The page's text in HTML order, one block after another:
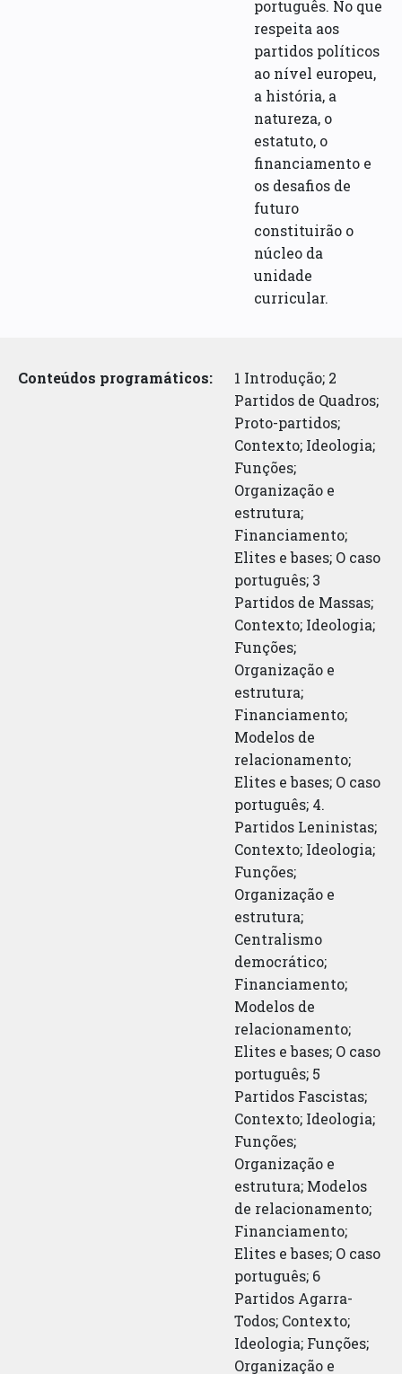
português. No que
respeita aos
partidos políticos
ao nível europeu,
a história, a
natureza, o
estatuto, o
financiamento e
os desafios de
futuro
constituirão o
núcleo da
unidade
curricular.
Conteúdos programáticos:
1 Introdução; 2
Partidos de Quadros;
Proto-partidos;
Contexto; Ideologia;
Funções;
Organização e
estrutura;
Financiamento;
Elites e bases; O caso
português; 3
Partidos de Massas;
Contexto; Ideologia;
Funções;
Organização e
estrutura;
Financiamento;
Modelos de
relacionamento;
Elites e bases; O caso
português; 4.
Partidos Leninistas;
Contexto; Ideologia;
Funções;
Organização e
estrutura;
Centralismo
democrático;
Financiamento;
Modelos de
relacionamento;
Elites e bases; O caso
português; 5
Partidos Fascistas;
Contexto; Ideologia;
Funções;
Organização e
estrutura; Modelos
de relacionamento;
Financiamento;
Elites e bases; O caso
português; 6
Partidos Agarra-
Todos; Contexto;
Ideologia; Funções;
Organização e